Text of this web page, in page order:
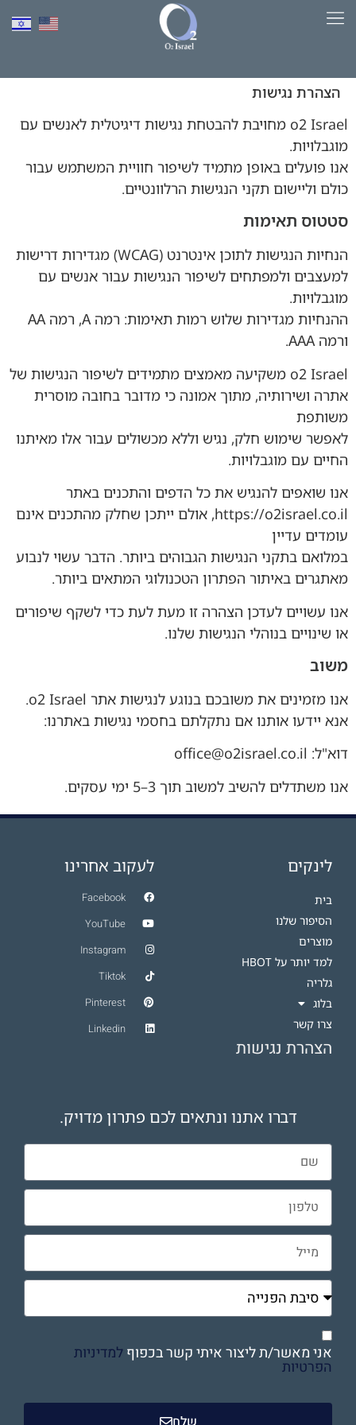
לתוכן
הצהרת נגישות
o2 Israel מחויבת להבטחת נגישות דיגיטלית לאנשים עם
מוגבלויות.
אנו פועלים באופן מתמיד לשיפור חוויית המשתמש עבור
כולם וליישום תקני הנגישות הרלוונטיים.
סטטוס תאימות
הנחיות הנגישות לתוכן אינטרנט (WCAG) מגדירות דרישות
למעצבים ולמפתחים לשיפור הנגישות עבור אנשים עם
מוגבלויות.
ההנחיות מגדירות שלוש רמות תאימות: רמה A, רמה AA
ורמה AAA.
o2 Israel משקיעה מאמצים מתמידים לשיפור הנגישות של
אתרה ושירותיה, מתוך אמונה כי מדובר בחובה מוסרית
משותפת
לאפשר שימוש חלק, נגיש וללא מכשולים עבור אלו מאיתנו
החיים עם מוגבלויות.
אנו שואפים להנגיש את כל הדפים והתכנים באתר
https://o2israel.co.il, אולם ייתכן שחלק מהתכנים אינם
עומדים עדיין
במלואם בתקני הנגישות הגבוהים ביותר. הדבר עשוי לנבוע
מאתגרים באיתור הפתרון הטכנולוגי המתאים ביותר.
אנו עשויים לעדכן הצהרה זו מעת לעת כדי לשקף שיפורים
או שינויים בנוהלי הנגישות שלנו.
משוב
אנו מזמינים את משובכם בנוגע לנגישות אתר o2 Israel.
אנא יידעו אותנו אם נתקלתם בחסמי נגישות באתרנו:
דוא"ל: office@o2israel.co.il
אנו משתדלים להשיב למשוב תוך 3–5 ימי עסקים.
הצהרה זו נוצרה בתאריך 11.2.2025.
לינקים
בית
הסיפור שלנו
מוצרים
למד יותר על HBOT​
גלריה
בלוג
צרו קשר
הצהרת נגישות
לעקוב אחרינו
Facebook
YouTube
Instagram
Tiktok
Pinterest
Linkedin
דברו אתנו ונתאים לכם פתרון מדויק.
אני מאשר/ת ליצור איתי קשר בכפוףלמדיניות
הפרטיות